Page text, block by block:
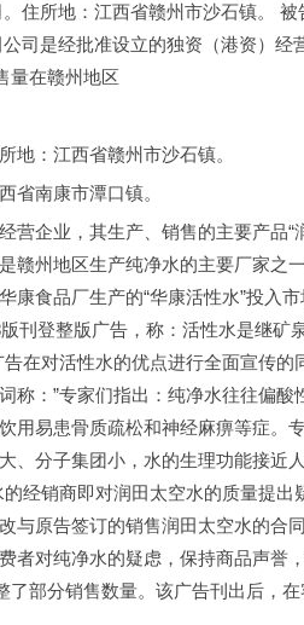
住所地：江西省赣州市沙石镇。
司是经批准设立的独资（港资）经
量在赣州地区
：江西省赣州市沙石镇。
南康市潭口镇。
企业，其生产、销售的主要产品“
赣州地区生产纯净水的主要厂家之
康食品厂生产的“华康活性水”投入
刊登整版广告，称：活性水是继矿
在对活性水的优点进行全面宣传的
称：”专家们指出：纯净水往往偏酸
用易患骨质疏松和神经麻痹等症。
、分子集团小，水的生理功能接近
经销商即对润田太空水的质量提出
与原告签订的销售润田太空水的合
者对纯净水的疑虑，保持商品声誉
了部分销售数量。该广告刊出后，